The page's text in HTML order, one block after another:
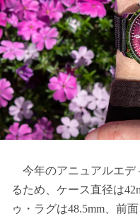
今年のアニュアルエデ
るため、ケース直径は
ゥ・ラグは48.5mm、前